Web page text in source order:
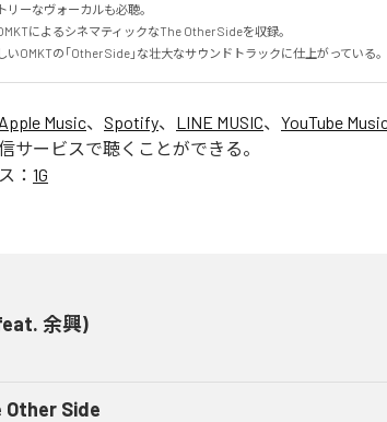
リーなヴォーカルも必聴｡
によるシネマティックなThe Other Sideを収録｡
いOMKTの｢Other Side｣な壮大なサウンドトラックに仕上がっている｡
Apple Music、 Spotify、 LINE MUSIC、 YouTube
サービスで聴くことができる。
： 1G
余興)
Other Side